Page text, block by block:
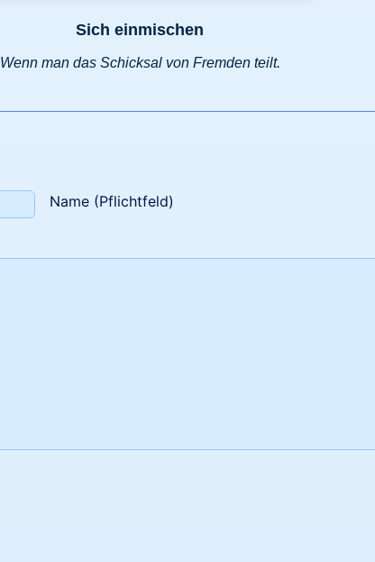
Sich einmischen
Wenn man das Schicksal von Fremden teilt.
Name (Pflichtfeld)